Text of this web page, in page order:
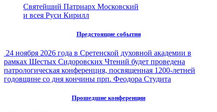
Святейший Патриарх Московский
и всея Руси Кирилл
Предстоящие события
24 ноября 2026 года в Сретенской духовной академии в
рамках Шестых Сидоровских Чтений будет проведена
патрологическая конференция, посвященная 1200-летней
годовщине со дня кончины прп. Феодора Студита
Прошедшие конференции